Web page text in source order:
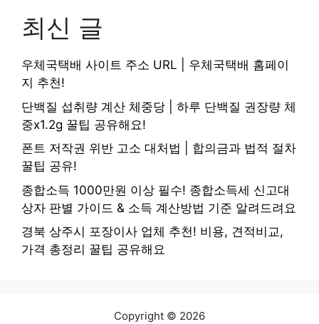
최신 글
우체국택배 사이트 주소 URL | 우체국택배 홈페이
지 추천!
단백질 섭취량 계산 체중당 | 하루 단백질 권장량 체
중x1.2g 꿀팁 공유해요!
폰트 저작권 위반 고소 대처법 | 합의금과 법적 절차
꿀팁 공유!
종합소득 1000만원 이상 필수! 종합소득세 신고대
상자 판별 가이드 & 소득 계산방법 기준 알려드려요
경북 상주시 포장이사 업체 추천! 비용, 견적비교,
가격 총정리 꿀팁 공유해요
Copyright © 2026